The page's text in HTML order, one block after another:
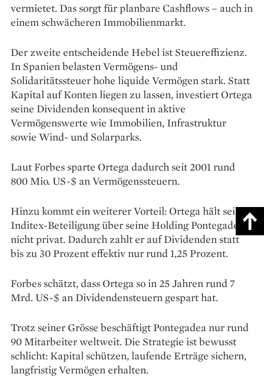
vermietet. Das sorgt für planbare Cashflows – auch in
einem schwächeren Immobilienmarkt.
Der zweite entscheidende Hebel ist Steuereffizienz.
In Spanien belasten Vermögens- und
Solidaritätssteuer hohe liquide Vermögen stark. Statt
Kapital auf Konten liegen zu lassen, investiert Ortega
seine Dividenden konsequent in aktive
Vermögenswerte wie Immobilien, Infrastruktur
sowie Wind- und Solarparks.
Laut Forbes sparte Ortega dadurch seit 2001 rund
800 Mio. US-$ an Vermögenssteuern.
Hinzu kommt ein weiterer Vorteil: Ortega hält seine
Inditex-Beteiligung über seine Holding Pontegadea –
nicht privat. Dadurch zahlt er auf Dividenden statt
bis zu 30 Prozent effektiv nur rund 1,25 Prozent.
Forbes schätzt, dass Ortega so in 25 Jahren rund 7
Mrd. US-$ an Dividendensteuern gespart hat.
Trotz seiner Grösse beschäftigt Pontegadea nur rund
90 Mitarbeiter weltweit. Die Strategie ist bewusst
schlicht: Kapital schützen, laufende Erträge sichern,
langfristig Vermögen erhalten.